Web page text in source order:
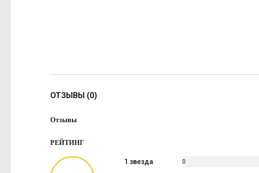
ОТЗЫВЫ (0)
Отзывы
РЕЙТИНГ
1 звезда
0